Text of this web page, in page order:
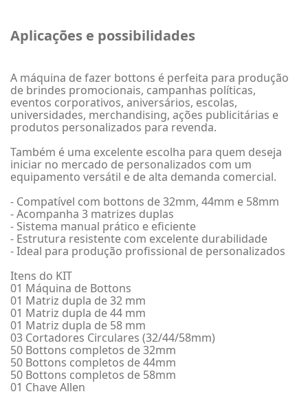
Aplicações e possibilidades
A máquina de fazer bottons é perfeita para produção
de brindes promocionais, campanhas políticas,
eventos corporativos, aniversários, escolas,
universidades, merchandising, ações publicitárias e
produtos personalizados para revenda.
Também é uma excelente escolha para quem deseja
iniciar no mercado de personalizados com um
equipamento versátil e de alta demanda comercial.
- Compatível com bottons de 32mm, 44mm e 58mm
- Acompanha 3 matrizes duplas
- Sistema manual prático e eficiente
- Estrutura resistente com excelente durabilidade
- Ideal para produção profissional de personalizados
Itens do KIT
01 Máquina de Bottons
01 Matriz dupla de 32 mm
01 Matriz dupla de 44 mm
01 Matriz dupla de 58 mm
03 Cortadores Circulares (32/44/58mm)
50 Bottons completos de 32mm
50 Bottons completos de 44mm
50 Bottons completos de 58mm
01 Chave Allen